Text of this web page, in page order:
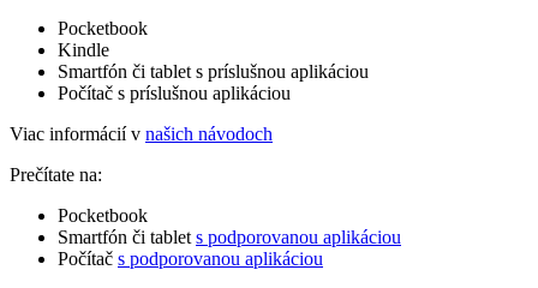
Pocketbook
Kindle
Smartfón či tablet s príslušnou aplikáciou
Počítač s príslušnou aplikáciou
Viac informácií v našich návodoch
Prečítate na:
Pocketbook
Smartfón či tablet s podporovanou aplikáciou
Počítač s podporovanou aplikáciou